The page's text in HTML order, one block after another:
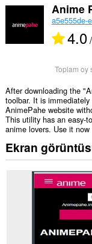
Anime
a5e555de-
4.0
Toplam oy
After downloading the
toolbar. It is
AnimePahe website
This utility has an easy-
anime lovers. Use it
Ekran